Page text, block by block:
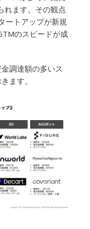
れます。その観点
ートアップが新規
のスピードが成
調達額の多いス
ます。